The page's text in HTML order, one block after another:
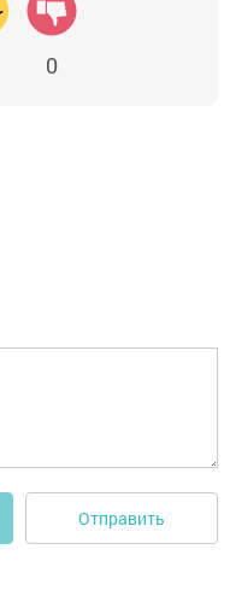
0
Отправить